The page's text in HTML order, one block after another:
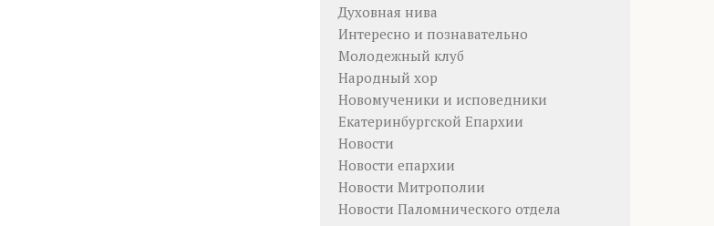
Духовная нива
Интересно и познавательно
Молодежный клуб
Народный хор
Новомученики и исповедники
Екатеринбургской Епархии
Новости
Новости епархии
Новости Митрополии
Новости Паломнического отдела